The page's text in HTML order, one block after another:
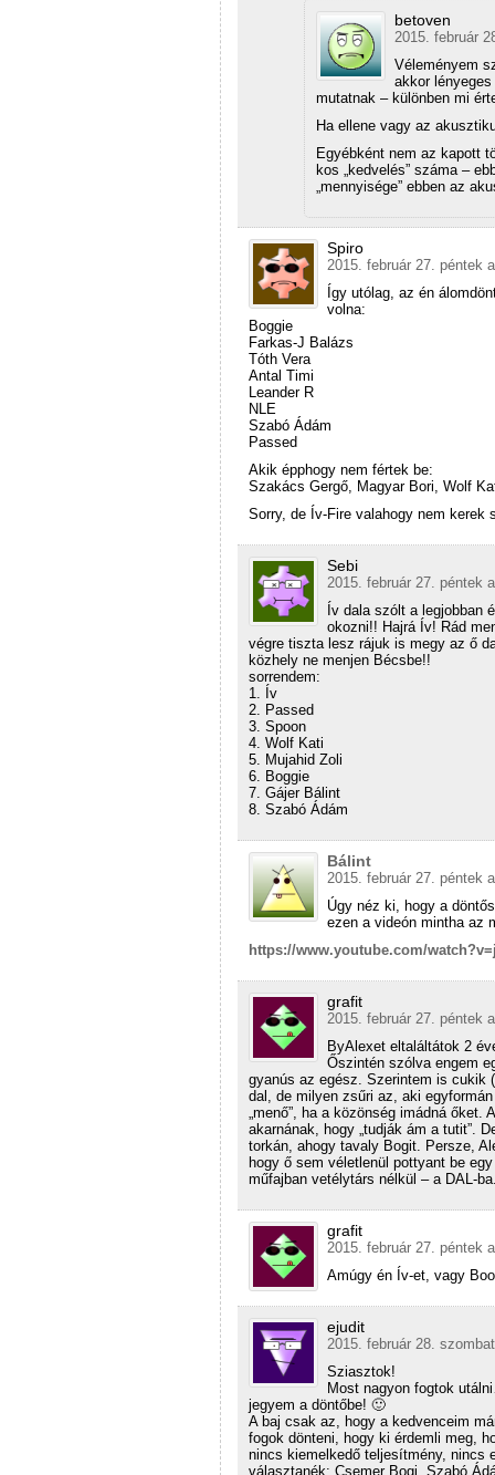
betoven
2015. február
Véleményem
akkor
mutatnak – különben mi
Ha ellene vagy az
Egyébként nem az kapott
kos „kedvelés” száma –
„mennyisége” ebben az
Spiro
2015. február 27. péntek
Így utólag, az én
volna:
Boggie
Farkas-J Balázs
Tóth Vera
Antal Timi
Leander R
NLE
Szabó Ádám
Passed
Akik épphogy nem fértek be:
Szakács Gergő, Magyar Bori, Wolf
Sorry, de Ív-Fire valahogy nem kerek
Sebi
2015. február 27. péntek
Ív dala szólt a legjobban
okozni!! Hajrá Ív! Rád
végre tiszta lesz rájuk is megy az ő
közhely ne menjen Bécsbe!!
sorrendem:
1. Ív
2. Passed
3. Spoon
4. Wolf Kati
5. Mujahid Zoli
6. Boggie
7. Gájer Bálint
8. Szabó Ádám
Bálint
2015. február 27. péntek
Úgy néz ki, hogy a
ezen a videón mintha az
https://www.youtube.com/
grafit
2015. február 27. péntek
ByAlexet eltaláltátok 2
Őszintén szólva engem
gyanús az egész. Szerintem is cukik
dal, de milyen zsűri az, aki
„menő”, ha a közönség imádná
akarnának, hogy „tudják ám a tutit”.
torkán, ahogy tavaly Bogit. Persze,
hogy ő sem véletlenül pottyant be
műfajban vetélytárs nélkül – a DAL-
grafit
2015. február 27. péntek
Amúgy én Ív-et, vagy
ejudit
2015. február 28.
Sziasztok!
Most nagyon fogtok
jegyem a döntőbe! 🙂
A baj csak az, hogy a kedvenceim
fogok dönteni, hogy ki érdemli meg,
nincs kiemelkedő teljesítmény, nincs
választanék: Csemer Bogi, Szabó